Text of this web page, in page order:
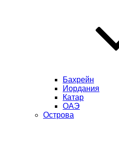
Бахрейн
Иордания
Катар
ОАЭ
Острова